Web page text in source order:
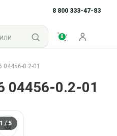
8 800 333-47-83
0
Войти
04456-0.2-01
04456-0.2-01
1 / 5